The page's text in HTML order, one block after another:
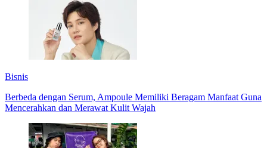
Bisnis
Berbeda dengan Serum, Ampoule Memiliki Beragam Manfaat Guna
Mencerahkan dan Merawat Kulit Wajah